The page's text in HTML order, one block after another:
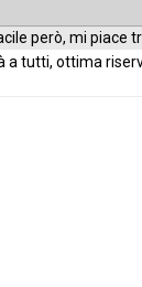
però, mi piace
tutti, ottima